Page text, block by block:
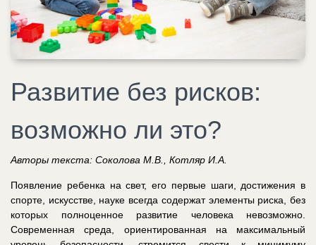
Развитие без рисков:
возможно ли это?
Авторы текста: Соколова М.В., Котляр И.А.
Появление ребенка на свет, его первые шаги, достижения в
спорте, искусстве, науке всегда содержат элементы риска, без
которых полноценное развитие человека невозможно.
Cовременная среда, ориентированная на максимальный